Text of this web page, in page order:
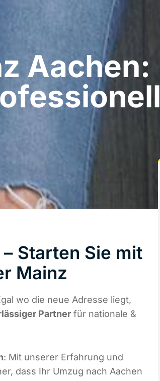
Aachen:
Starten Sie mit
Mainz
wo die neue Adresse liegt,
Partner für nationale &
: Mit unserer Erfahrung und
dass Ihr Umzug nach Aachen